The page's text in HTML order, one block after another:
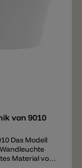
von 9010
Das Modell
Material von